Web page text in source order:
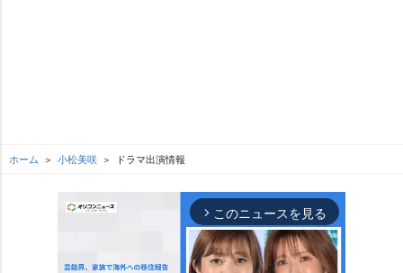
ホーム 小松美咲 ドラマ出演情報
arrow_forward_ios このニュースを見る